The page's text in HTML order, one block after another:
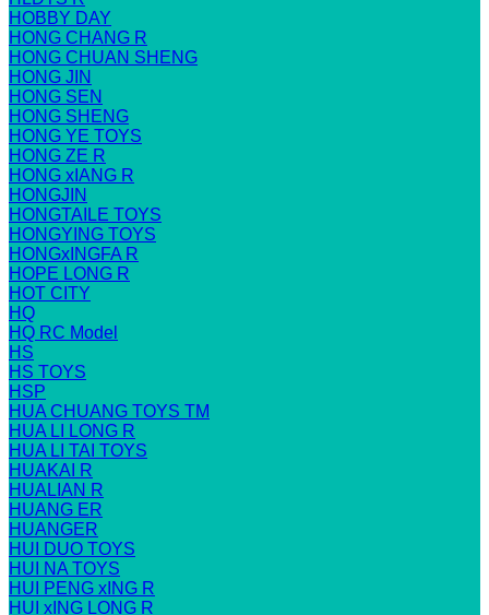
HOBBY DAY
HONG CHANG R
HONG CHUAN SHENG
HONG JIN
HONG SEN
HONG SHENG
HONG YE TOYS
HONG ZE R
HONG xIANG R
HONGJIN
HONGTAILE TOYS
HONGYING TOYS
HONGxINGFA R
HOPE LONG R
HOT CITY
HQ
HQ RC Model
HS
HS TOYS
HSP
HUA CHUANG TOYS TM
HUA LI LONG R
HUA LI TAI TOYS
HUAKAI R
HUALIAN R
HUANG ER
HUANGER
HUI DUO TOYS
HUI NA TOYS
HUI PENG xING R
HUI xING LONG R